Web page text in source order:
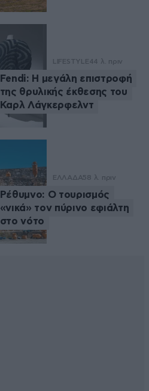
LIFESTYLE44 λ. πριν
Fendi: Η μεγάλη επιστροφή
της θρυλικής έκθεσης του
Καρλ Λάγκερφελντ
ΕΛΛΑΔΑ58 λ. πριν
Ρέθυμνο: Ο τουρισμός
«νικά» τον πύρινο εφιάλτη
στο νότο